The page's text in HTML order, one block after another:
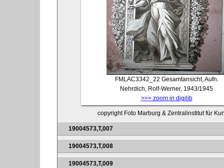
FMLAC3342_22 Gesamtansicht, Aufn.
Nehrdich, Rolf-Werner, 1943/1945
>>> zoom in digilib
copyright Foto Marburg & Zentralinstitut für
19004573,T,007
19004573,T,008
19004573,T,009